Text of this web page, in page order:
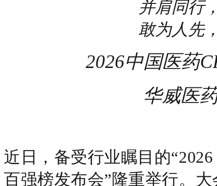
并肩同行
敢为人先
2026中国医药
华威医
近日，备受行业瞩目的
百强榜发布会”隆重举行。